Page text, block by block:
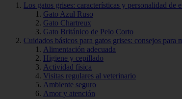
Los gatos grises: características y personalidad de
Gato Azul Ruso
Gato Chartreux
Gato Británico de Pelo Corto
Cuidados básicos para gatos grises: consejos para
Alimentación adecuada
Higiene y cepillado
Actividad física
Visitas regulares al veterinario
Ambiente seguro
Amor y atención